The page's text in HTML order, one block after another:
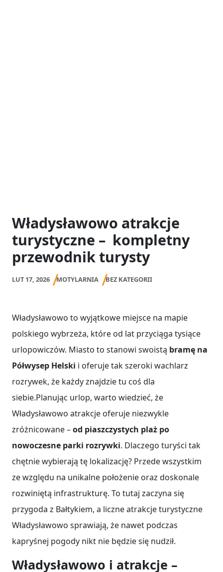
Władysławowo atrakcje
turystyczne – kompletny
przewodnik turysty
LUT 17, 2026 MOTYLARNIA BEZ KATEGORII
Władysławowo to wyjątkowe miejsce na mapie
polskiego wybrzeża, które od lat przyciąga tysiące
urlopowiczów. Miasto to stanowi swoistą bramę na
Półwysep Helski i oferuje tak szeroki wachlarz
rozrywek, że każdy znajdzie tu coś dla
siebie.Planując urlop, warto wiedzieć, że
Władysławowo atrakcje oferuje niezwykle
zróżnicowane –od piaszczystych plaż po
nowoczesne parki rozrywki. Dlaczego turyści tak
chętnie wybierają tę lokalizację? Przede wszystkim
ze względu na unikalne położenie oraz doskonale
rozwiniętą infrastrukturę. To tutaj zaczyna się
przygoda z Bałtykiem, a liczne atrakcje turystyczne
Władysławowo sprawiają, że nawet podczas
kapryśnej pogody nikt nie będzie się nudził.
Władysławowo i atrakcje –